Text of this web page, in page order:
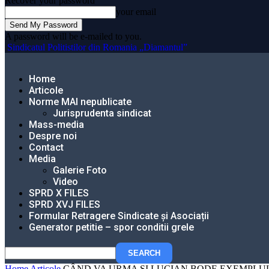
your email
A password will be e-mailed to you.
Sindicatul Politistilor din Romania „Diamantul”
Home
Articole
Norme MAI nepublicate
Jurisprudenta sindicat
Mass-media
Despre noi
Contact
Media
Galerie Foto
Video
SPRD X FILES
SPRD XVJ FILES
Formular Retragere Sindicate și Asociații
Generator petitie – spor conditii grele